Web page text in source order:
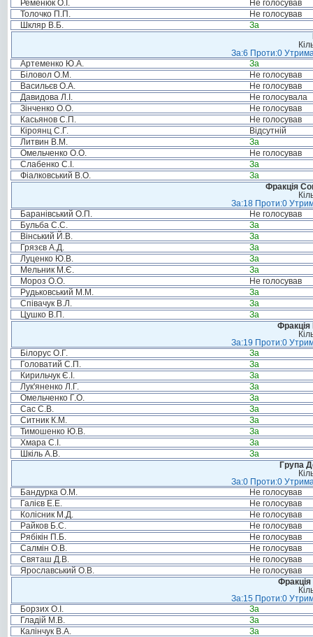
Ременюк О.І.
Не голосував
Толочко П.П.
Не голосував
Шкляр В.Б.
За
За:6 Проти:0
Артеменко Ю.А.
За
Біловол О.М.
Не голосував
Васильєв О.А.
Не голосував
Давидова Л.І.
Не голосувала
Зінченко О.О.
Не голосував
Касьянов С.П.
Не голосував
Кіроянц С.Г.
Відсутній
Литвин В.М.
За
Омельченко О.О.
Не голосував
Слабенко С.І.
За
Фіалковський В.О.
За
Фракція
За:18 Проти:0
Баранівський О.П.
Не голосував
Бульба С.С.
За
Вінський Й.В.
За
Грязєв А.Д.
За
Луценко Ю.В.
За
Мельник М.Є.
За
Мороз О.О.
Не голосував
Рудьковський М.М.
За
Співачук В.Л.
За
Цушко В.П.
За
За:19 Проти:0
Білорус О.Г.
За
Головатий С.П.
За
Кирильчук Є.І.
За
Лук'яненко Л.Г.
За
Омельченко Г.О.
За
Сас С.В.
За
Ситник К.М.
За
Тимошенко Ю.В.
За
Хмара С.І.
За
Шкіль А.В.
За
Група
За:0 Проти:0
Бандурка О.М.
Не голосував
Галієв Е.Е.
Не голосував
Колісник М.Д.
Не голосував
Райков Б.С.
Не голосував
Рябікін П.Б.
Не голосував
Салмін О.В.
Не голосував
Святаш Д.В.
Не голосував
Ярославський О.В.
Не голосував
Фракція
За:15 Проти:0
Борзих О.І.
За
Гладій М.В.
За
Калінчук В.А.
За